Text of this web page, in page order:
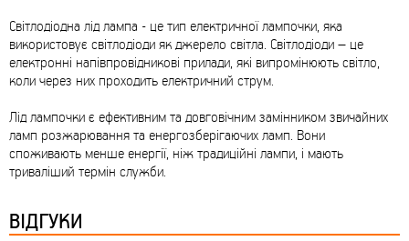
Світлодіодна лід лампа - це тип електричної лампочки, яка
використовує світлодіоди як джерело світла. Світлодіоди – це
електронні напівпровідникові прилади, які випромінюють світло,
коли через них проходить електричний струм.
Лід лампочки є ефективним та довговічним замінником звичайних
ламп розжарювання та енергозберігаючих ламп. Вони
споживають менше енергії, ніж традиційні лампи, і мають
триваліший термін служби.
ВІДГУКИ